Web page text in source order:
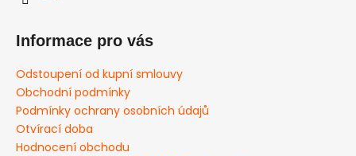
Informace pro vás
Odstoupení od kupní smlouvy
Obchodní podmínky
Podmínky ochrany osobních údajů
Otvírací doba
Hodnocení obchodu